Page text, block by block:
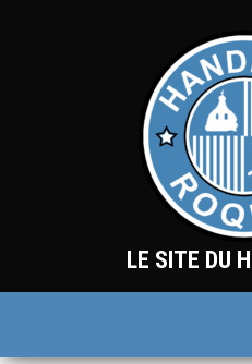
LE SITE DU